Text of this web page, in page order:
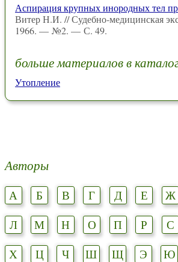
Аспирация крупных инородных тел
Витер Н.И. // Судебно-медицинская
1966. — №2. — С. 49.
больше материалов в
Утопление
Авторы
А Б В Г Д Е Ж
Л
М Н О П Р С
Х
Ц Ч Ш Щ Э Ю